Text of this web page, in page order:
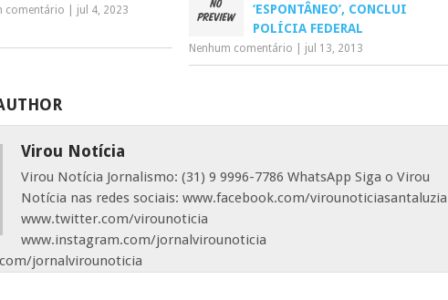
comentário jul 4, 2023
‘ESPONTÂNEO’, CONCLUI
POLÍCIA FEDERAL
Nenhum comentário jul 13, 2013
Virou Notícia
Virou Notícia Jornalismo: (31) 9 9996-7786 WhatsApp Siga o Virou
Notícia nas redes sociais: www.facebook.com/virounoticiasantaluzia
www.twitter.com/virounoticia
www.instagram.com/jornalvirounoticia
jornalvirounoticia